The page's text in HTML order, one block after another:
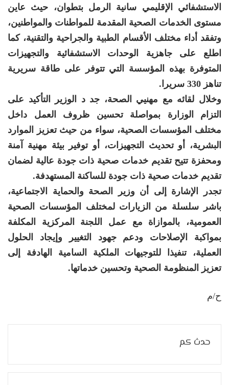
الاستشفائي الإقليمي سانية الرمل بتطوان، حيث عاين
مستوى الخدمات الصحية المقدمة للمواطنات والمواطنين،
وتفقد أداء مختلف الأقسام الطبية والجراحية والتقنية، كما
اطلع على جاهزية الوحدات الاستشفائية والتجهيزات
المتوفرة بهذه المؤسسة التي تتوفر على طاقة سريرية
تناهز 330 سريرا.
وخلال لقائه مع مهنيي الصحة، جد د الوزير التأكيد على
التزام الوزارة بمواصلة تحسين ظروف العمل داخل
مختلف المؤسسات الصحية، سواء من حيث تعزيز الموارد
البشرية، أو تحديث التجهيزات، أو توفير بيئة مهنية آمنة
ومحفزة تتيح تقديم خدمات صحية ذات جودة عالية لضمان
تقديم خدمات صحية ذات جودة للساكنة المستهدفة.
تجدر الإشارة إلى أن وزير الصحة والحماية الاجتماعية،
باشر سلسلة من الزيارات لمختلف المؤسسات الصحية
العمومية، بالموازاة مع عمل اللجنة المركزية المكلفة
بمواكبة الإصلاحات ودعم جهود التغيير وإيجاد الحلول
العملية، تنفيذا للتوجيهات الملكية السامية الهادفة إلى
تعزيز المنظومة الصحية وتحسين خدماتها.
ح/م
حدث كم